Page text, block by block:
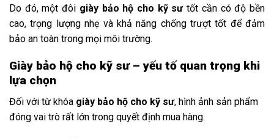
Do đó,mộtđôi giày bảo hộ cho kỹ sư tốt cần cóđộbền
cao,trọng lượngnhẹ và khảnăng chống trượttốt đểđảm
bảo an toàn trong mọi môi trường.
Giày bảo hộ cho kỹ sư – yếu tố quan trọng khi
lựa chọn
Đối với từ khóa giày bảo hộ cho kỹ sư, hình ảnh sản phẩm
đóng vai trò rất lớn trong quyết định mua hàng.